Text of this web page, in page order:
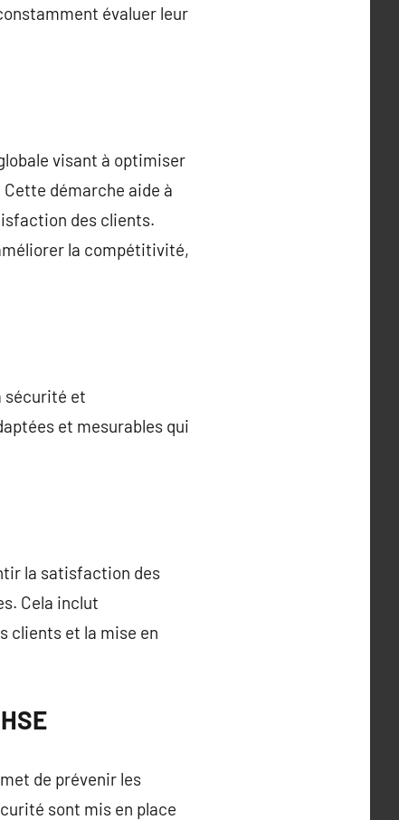
évaluer leur
visant à optimiser
démarche aide à
des clients.
la compétitivité,
sécurité et
et mesurables qui
la satisfaction des
Cela inclut
clients et la mise en
de prévenir les
sont mis en place